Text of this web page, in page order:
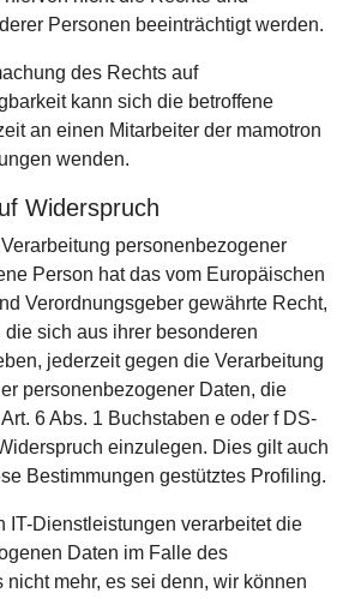
Personen beeinträchtigt werden.
des Rechts auf
kann sich die betroffene
an einen Mitarbeiter der mamotron
wenden.
Widerspruch
personenbezogener
Person hat das vom Europäischen
Verordnungsgeber gewährte Recht,
die sich aus ihrer besonderen
jederzeit gegen die Verarbeitung
personenbezogener Daten, die
6 Abs. 1 Buchstaben e oder f DS-
einzulegen. Dies gilt auch
Bestimmungen gestütztes Profiling.
IT-Dienstleistungen verarbeitet die
Daten im Falle des
nicht mehr, es sei denn, wir können